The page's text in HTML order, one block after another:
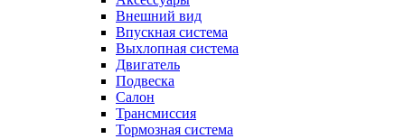
Внешний вид
Впускная система
Выхлопная система
Двигатель
Подвеска
Салон
Трансмиссия
Тормозная система